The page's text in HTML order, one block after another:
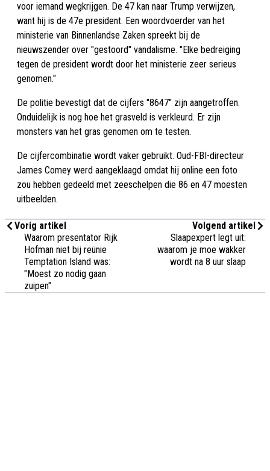
voor iemand wegkrijgen. De 47 kan naar Trump verwijzen,
want hij is de 47e president. Een woordvoerder van het
ministerie van Binnenlandse Zaken spreekt bij de
nieuwszender over "gestoord" vandalisme. "Elke bedreiging
tegen de president wordt door het ministerie zeer serieus
genomen."
De politie bevestigt dat de cijfers "8647" zijn aangetroffen.
Onduidelijk is nog hoe het grasveld is verkleurd. Er zijn
monsters van het gras genomen om te testen.
De cijfercombinatie wordt vaker gebruikt. Oud-FBI-directeur
James Comey werd aangeklaagd omdat hij online een foto
zou hebben gedeeld met zeeschelpen die 86 en 47 moesten
uitbeelden.
Vorig artikel
Waarom presentator Rijk
Hofman niet bij reünie
Temptation Island was:
"Moest zo nodig gaan
zuipen"
Volgend artikel
Slaapexpert legt uit:
waarom je moe wakker
wordt na 8 uur slaap